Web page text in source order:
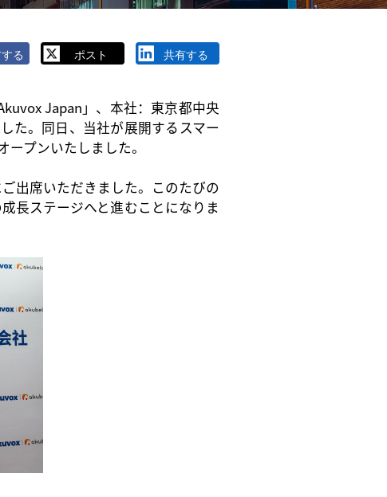
る ポスト 共有する
Japan」、本社：東京都中央
た。同日、当社が展開するスマー
プンいたしました。
出席いただきました。
このたびの
長ステージへと進むことになりま